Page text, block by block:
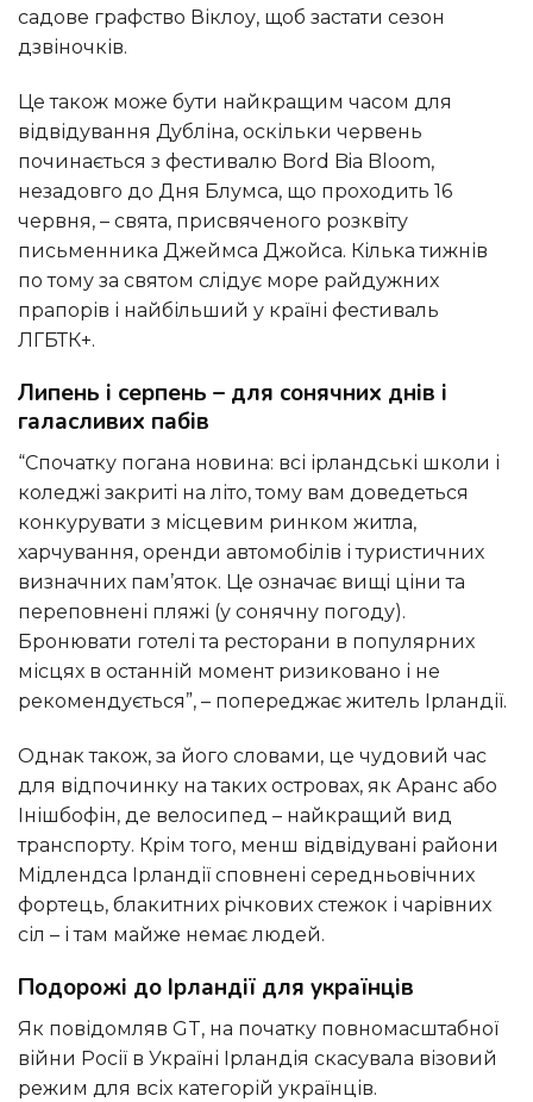
садове графство Віклоу, щоб застати сезон
дзвіночків.
Це також може бути найкращим часом для
відвідування Дубліна, оскільки червень
починається з фестивалю Bord Bia Bloom,
незадовго до Дня Блумса, що проходить 16
червня, – свята, присвяченого розквіту
письменника Джеймса Джойса. Кілька тижнів
по тому за святом слідує море райдужних
прапорів і найбільший у країні фестиваль
ЛГБТК+.
Липень і серпень – для сонячних днів і
галасливих пабів
“Спочатку погана новина: всі ірландські школи і
коледжі закриті на літо, тому вам доведеться
конкурувати з місцевим ринком житла,
харчування, оренди автомобілів і туристичних
визначних пам’яток. Це означає вищі ціни та
переповнені пляжі (у сонячну погоду).
Бронювати готелі та ресторани в популярних
місцях в останній момент ризиковано і не
рекомендується”, – попереджає житель Ірландії.
Однак також, за його словами, це чудовий час
для відпочинку на таких островах, як Аранс або
Інішбофін, де велосипед – найкращий вид
транспорту. Крім того, менш відвідувані райони
Мідлендса Ірландії сповнені середньовічних
фортець, блакитних річкових стежок і чарівних
сіл – і там майже немає людей.
Подорожі до Ірландії для українців
Як повідомляв GT, на початку повномасштабної
війни Росії в Україні Ірландія скасувала візовий
режим для всіх категорій українців.